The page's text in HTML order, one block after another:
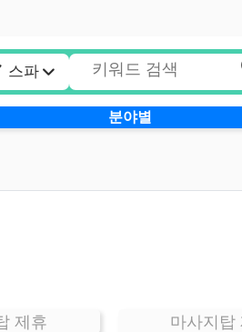
스파
분야별
제휴 마사지탑